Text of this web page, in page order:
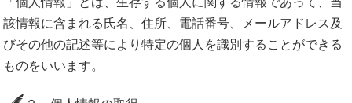
該情報に含まれる氏名、住所、電話番号、メールアドレス及
びその他の記述等により特定の個人を識別することができる
ものをいいます。